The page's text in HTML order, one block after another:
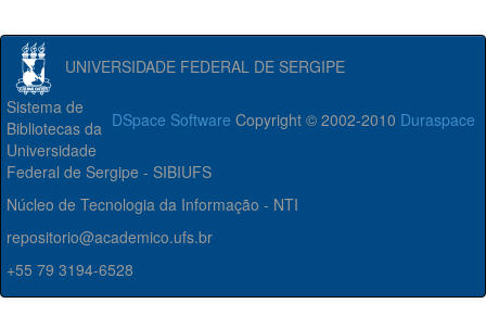
UNIVERSIDADE FEDERAL DE SERGIPE
DSpace Software Copyright © 2002-2010 Duraspace
Sistema de
Bibliotecas da
Universidade
Federal de Sergipe - SIBIUFS
Núcleo de Tecnologia da Informação - NTI
repositorio@academico.ufs.br
+55 79 3194-6528